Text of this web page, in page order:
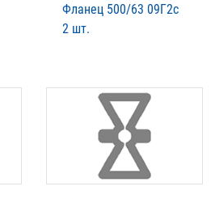
Фланец 500/63 09Г2с
2 шт.